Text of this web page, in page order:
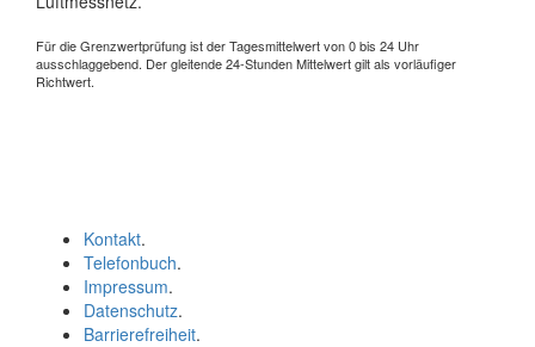
Für die Grenzwertprüfung ist der Tagesmittelwert von 0 bis 24 Uhr
ausschlaggebend. Der gleitende 24-Stunden Mittelwert gilt als vorläufiger
Richtwert.
Kontakt.
Telefonbuch.
Impressum.
Datenschutz.
Barrierefreiheit.